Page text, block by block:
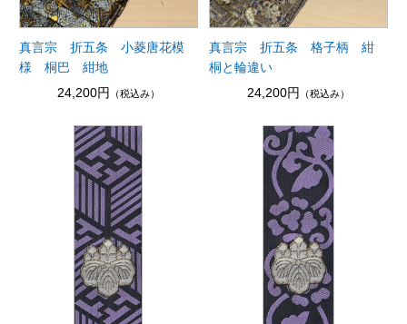
真言宗 折五条 小菱唐花模
様 桐巴 紺地
24,200円
（税込み）
真言宗 折五条 格子柄 紺
桐と輪違い
24,200円
（税込み）